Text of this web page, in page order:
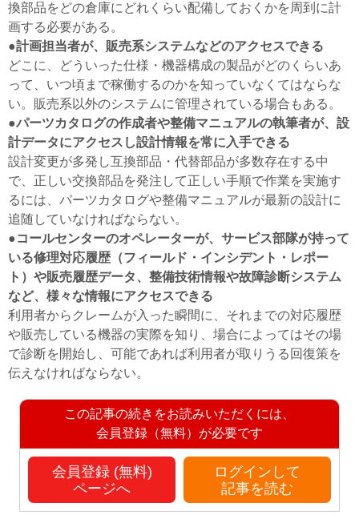
換部品をどの倉庫にどれくらい配備しておくかを周到に計
画する必要がある。
●計画担当者が、販売系システムなどのアクセスできる
どこに、どういった仕様・機器構成の製品がどのくらいあ
って、いつ頃まで稼働するのかを知っていなくてはならな
い。販売系以外のシステムに管理されている場合もある。
●パーツカタログの作成者や整備マニュアルの執筆者が、設
計データにアクセスし設計情報を常に入手できる
設計変更が多発し互換部品・代替部品が多数存在する中
で、正しい交換部品を発注して正しい手順で作業を実施す
るには、パーツカタログや整備マニュアルが最新の設計に
追随していなければならない。
●コールセンターのオペレーターが、サービス部隊が持って
いる修理対応履歴（フィールド・インシデント・レポー
ト）や販売履歴データ、整備技術情報や故障診断システム
など、様々な情報にアクセスできる
利用者からクレームが入った瞬間に、それまでの対応履歴
や販売している機器の実際を知り、場合によってはその場
で診断を開始し、可能であれば利用者が取りうる回復策を
伝えなければならない。
この記事の続きをお読みいただくには、
会員登録（無料）が必要です
会員登録 (無料)
ページへ
ログインして
記事を読む